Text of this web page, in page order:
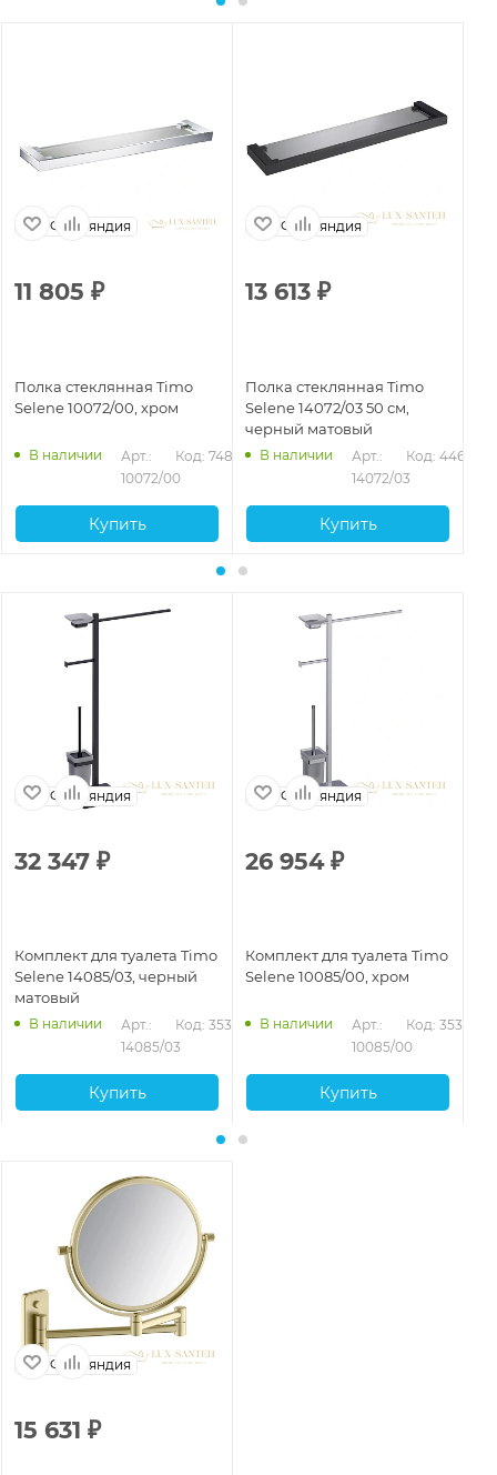
Финляндия
11 805 ₽
Полка стеклянная Timo
Selene 10072/00, хром
В наличии
Арт.:
10072/00
Код: 74893
Купить
Финляндия
13 613 ₽
Полка стеклянная Timo
Selene 14072/03 50 см,
черный матовый
В наличии
Арт.:
14072/03
Код: 44663
Купить
Финляндия
32 347 ₽
Комплект для туалета Timo
Selene 14085/03, черный
матовый
В наличии
Арт.:
14085/03
Код: 35360
Купить
Финляндия
26 954₽
Комплект для туалета Timo
Selene 10085/00, хром
В наличии
Арт.:
10085/00
Код: 35359
Купить
Финляндия
15 631 ₽